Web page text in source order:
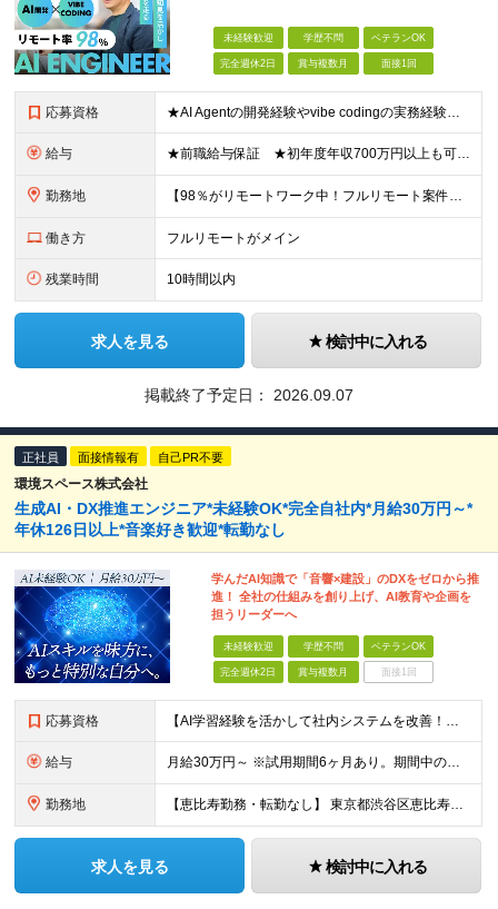
未経験歓迎 学歴不問 ベテランOK
完全週休2日 賞与複数月 面接1回
応募資格 ★AI Agentの開発経験やvibe codingの実務経験は不問！ ■開発エンジニアとしての実務経験をお持ちの方 ■AI Agentの仕組みを理解している、またはClaude Code、Code
給与 ★前職給与保証 ★初年度年収700万円以上も可能 月給34万円～75万円＋賞与年2回＋各種手当 ◎スキルや経験などを考慮。前職から給与アップをお約束します！ ◎上記月給には固定残業代30時間分(6
勤務地 【98％がリモートワーク中！フルリモート案件も豊富】 秋葉原オフィス、福岡オフィス、 リモートワークまたは全国のプロジェクト先にて勤務となります ※転勤はありません ＜本社＞ 東京都台東区台東4-
働き方 フルリモートがメイン
残業時間 10時間以内
求人を見る 検討中に入れる
掲載終了予定日： 2026.09.07
正社員 面接情報有 自己PR不要
環境スペース株式会社
生成AI・DX推進エンジニア*未経験OK*完全自社内*月給30万円～*
年休126日以上*音楽好き歓迎*転勤なし
学んだAI知識で「音響×建設」のDXをゼロから推
進！ 全社の仕組みを創り上げ、AI教育や企画を
担うリーダーへ
未経験歓迎 学歴不問 ベテランOK
完全週休2日 賞与複数月 面接1回
応募資格 【AI学習経験を活かして社内システムを改善！】 ◆AI、IT、DX、プログラミング等を学んだ経験がある方 ◆学歴不問 ＼こんな方にぴったりです／ ◆自分のアイディアで業務を改善し、仲間の役に立ちたい
給与 月給30万円～ ※試用期間6ヶ月あり。期間中の給与・待遇の差異はありません ※月給には月45時間分の固定残業代（月7万8,000円～）を含みます ※超過分は別途支給します
勤務地 【恵比寿勤務・転勤なし】 東京都渋谷区恵比寿南1-1-9 岩徳ビル 9F (変更の範囲)上記を除く当社関連勤務地
求人を見る 検討中に入れる